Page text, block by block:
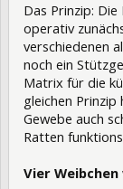
Das Prinzip:
operativ
verschiedenen
noch ein
Matrix für die
gleichen
Gewebe auch
Ratten
Vier